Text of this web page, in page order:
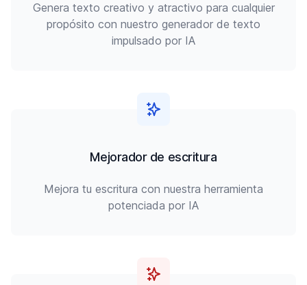
Genera texto creativo y atractivo para cualquier
propósito con nuestro generador de texto
impulsado por IA
Mejorador de escritura
Mejora tu escritura con nuestra herramienta
potenciada por IA